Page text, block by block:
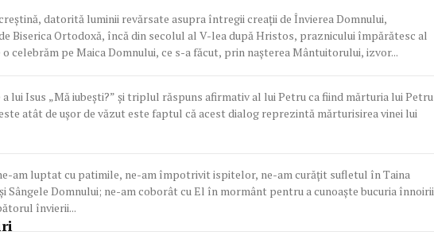
datorită luminii revărsate asupra întregii creaţii de Învierea Domnului,
Biserica Ortodoxă, încă din secolul al V-lea după Hristos, praznicului împărătesc al
celebrăm pe Maica Domnului, ce s-a făcut, prin naşterea Mântuitorului, izvor...
lui Isus „Mă iubeşti?” şi triplul răspuns afirmativ al lui Petru ca fiind mărturia lui Petru
atât de uşor de văzut este faptul că acest dialog reprezintă mărturisirea vinei lui
am luptat cu patimile, ne-am împotrivit ispitelor, ne-am curățit sufletul în Taina
Sângele Domnului; ne-am coborât cu El în mormânt pentru a cunoaște bucuria înnoirii
învierii...